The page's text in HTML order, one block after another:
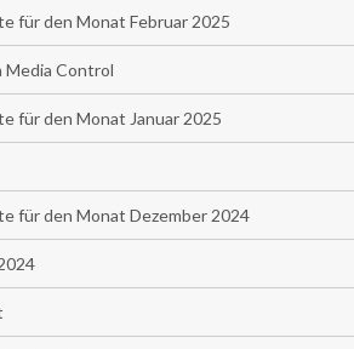
für den Monat Februar 2025
Media Control
für den Monat Januar 2025
für den Monat Dezember 2024